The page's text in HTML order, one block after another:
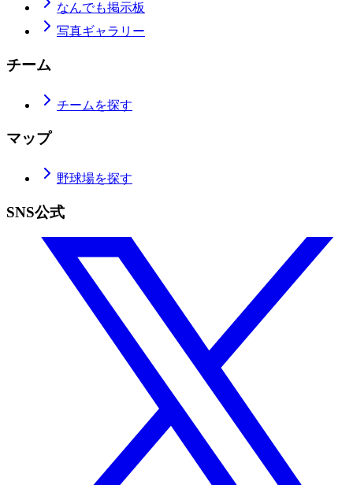
なんでも掲示板
写真ギャラリー
チーム
チームを探す
マップ
野球場を探す
SNS公式